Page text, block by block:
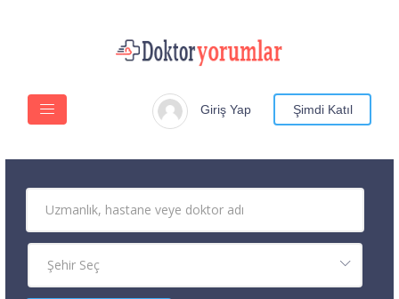
Giriş Yap Şimdi Katıl